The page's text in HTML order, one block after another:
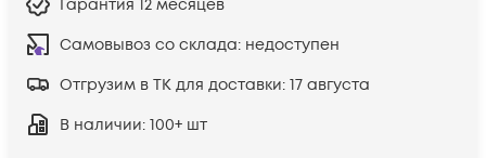
Гарантия 12 месяцев
Самовывоз со склада: недоступен
Отгрузим в ТК для доставки: 17 августа
В наличии: 100+ шт